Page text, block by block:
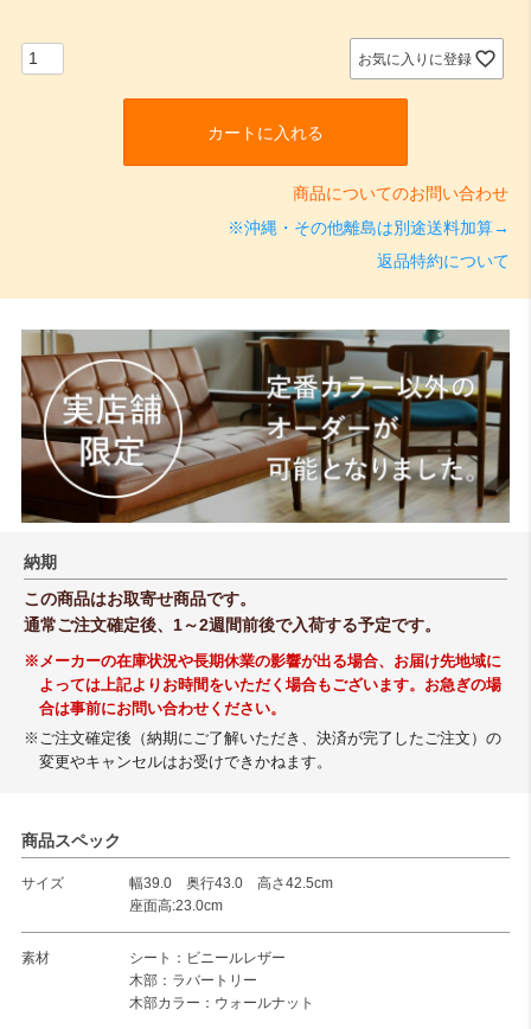
お気に入りに登録
カートに入れる
商品についてのお問い合わせ
※沖縄・その他離島は別途送料加算→
返品特約について
納期
この商品はお取寄せ商品です。
通常ご注文確定後、1～2週間前後で入荷する予定です。
※メーカーの在庫状況や長期休業の影響が出る場合、お届け先地域に
よっては上記よりお時間をいただく場合もございます。お急ぎの場
合は事前にお問い合わせください。
※ご注文確定後（納期にご了解いただき、決済が完了したご注文）の
変更やキャンセルはお受けできかねます。
商品スペック
サイズ
幅39.0 奥行43.0 高さ42.5cm
座面高:23.0cm
素材
シート：ビニールレザー
木部：ラバートリー
木部カラー：ウォールナット